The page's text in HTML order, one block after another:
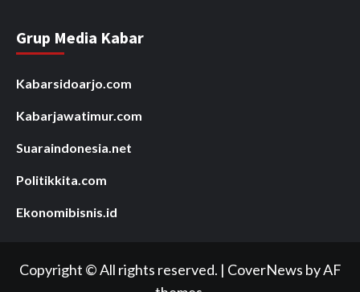
Grup Media Kabar
Kabarsidoarjo.com
Kabarjawatimur.com
Suaraindonesia.net
Politikkita.com
Ekonomibisnis.id
Copyright © All rights reserved. | CoverNews by AF